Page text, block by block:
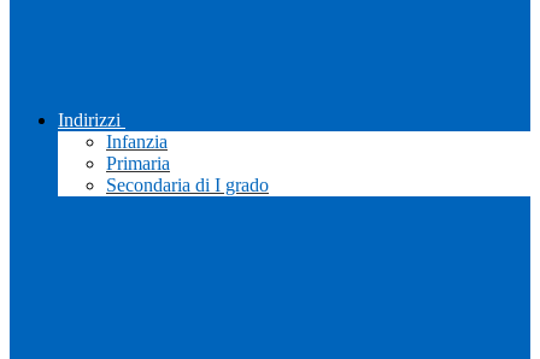
Indirizzi
Infanzia
Primaria
Secondaria di I grado